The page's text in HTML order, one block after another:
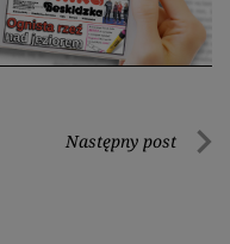
Następny post